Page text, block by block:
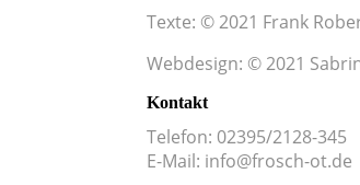
Texte: © 2021 Frank
Webdesign: © 2021
Kontakt
Telefon: 02395/2128-345
E-Mail: info@frosch-ot.de